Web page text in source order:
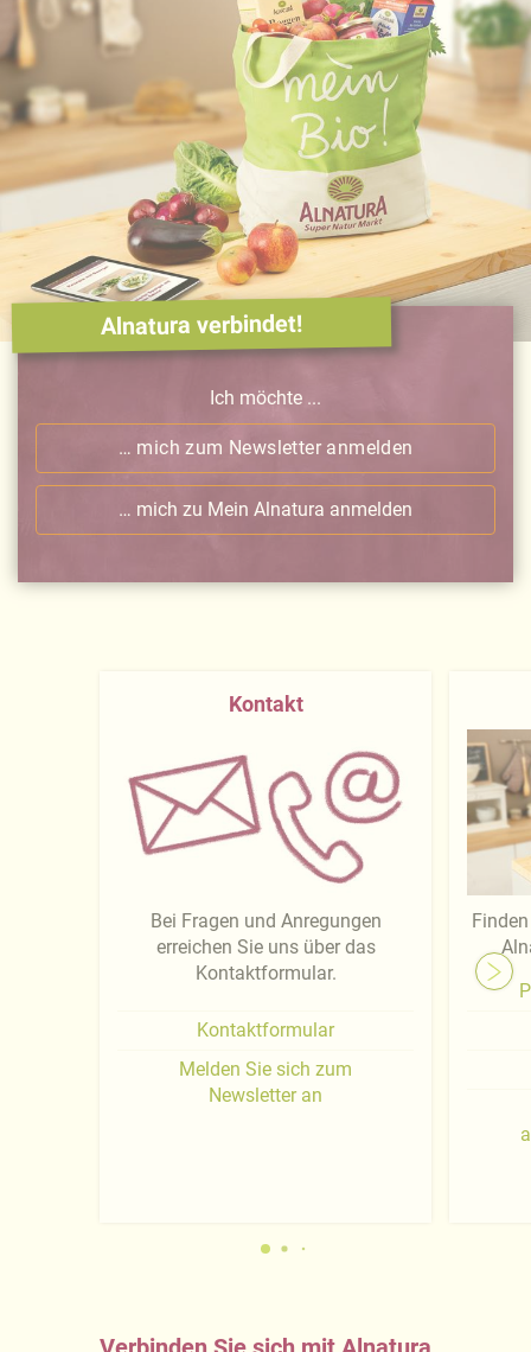
Alnatura verbindet!
Ich möchte ...
… mich zum Newsletter anmelden
… mich zu Mein Alnatura anmelden
Kontakt
Bei Fragen und Anregungen
erreichen Sie uns über das
Kontaktformular.
Kontaktformular
Melden Sie sich zum
Newsletter an